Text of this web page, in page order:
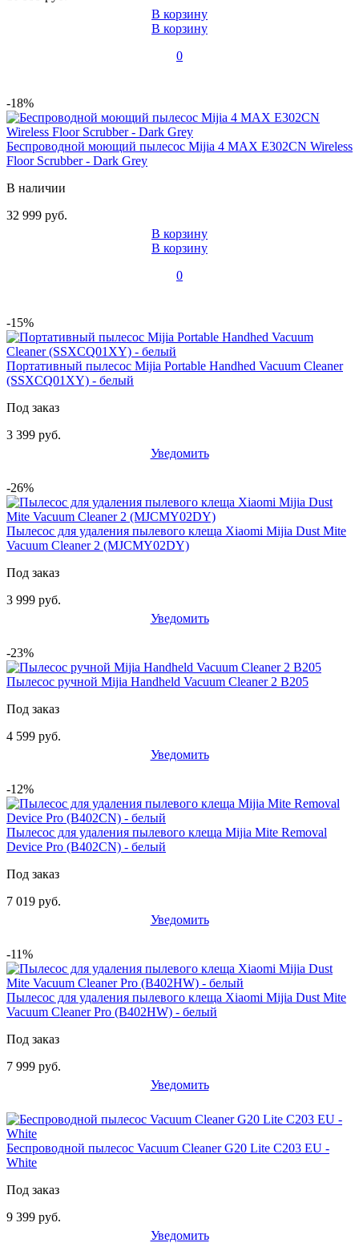
В корзину
В корзину
0
-18%
Беспроводной моющий пылесос Mijia 4 MAX E302CN Wireless
Floor Scrubber - Dark Grey
В наличии
32 999 руб.
В корзину
В корзину
0
-15%
Портативный пылесос Mijia Portable Handhed Vacuum Cleaner
(SSXCQ01XY) - белый
Под заказ
3 399 руб.
Уведомить
-26%
Пылесос для удаления пылевого клеща Xiaomi Mijia Dust Mite
Vacuum Cleaner 2 (MJCMY02DY)
Под заказ
3 999 руб.
Уведомить
-23%
Пылесос ручной Mijia Handheld Vacuum Cleaner 2 B205
Под заказ
4 599 руб.
Уведомить
-12%
Пылесос для удаления пылевого клеща Mijia Mite Removal
Device Pro (B402CN) - белый
Под заказ
7 019 руб.
Уведомить
-11%
Пылесос для удаления пылевого клеща Xiaomi Mijia Dust Mite
Vacuum Cleaner Pro (B402HW) - белый
Под заказ
7 999 руб.
Уведомить
Беспроводной пылесос Vacuum Cleaner G20 Lite C203 EU -
White
Под заказ
9 399 руб.
Уведомить